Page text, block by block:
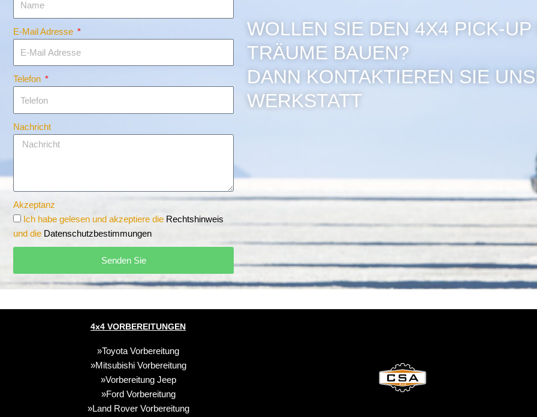
E-Mail Adresse
Telefon
Nachricht
Akzeptanz
Ich habe gelesen und akzeptiere die Rechtshinweis
und die Datenschutzbestimmungen
Senden Sie
WOLLEN SIE DEN 4X4 PICK-UP
TRÄUME BAUEN?
DANN KONTAKTIEREN SIE
WERKSTATT
4x4 VORBEREITUNGEN
Toyota Vorbereitung
Mitsubishi Vorbereitung
Vorbereitung Jeep
Ford Vorbereitung
Land Rover Vorbereitung